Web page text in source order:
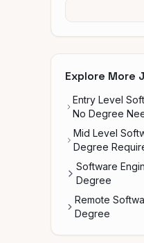
Explore More
Entry Level
No Degree
Mid Level
Degree
Software
Degree
Remote
Degree